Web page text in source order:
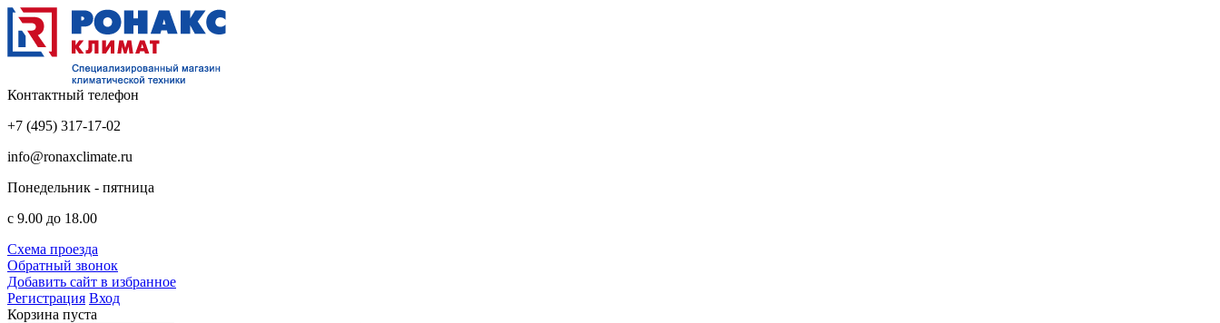
Контактный телефон
+7 (495) 317-17-02
info@ronaxclimate.ru
Понедельник - пятница
с 9.00 до 18.00
Схема проезда
Обратный звонок
Добавить сайт в избранное
Регистрация Вход
Корзина пуста